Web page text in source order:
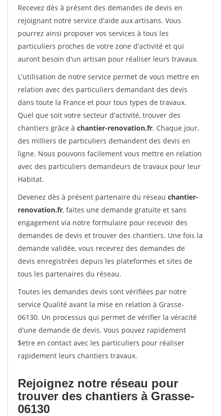
Recevez dès à présent des demandes de devis en
rejoignant notre service d'aide aux artisans. Vous
pourrez ainsi proposer vos services à tous les
particuliers proches de votre zone d'activité et qui
auront besoin d'un artisan pour réaliser leurs travaux.
L'utilisation de notre service permet de vous mettre en
relation avec des particuliers demandant des devis
dans toute la France et pour tous types de travaux.
Quel que soit votre secteur d'activité, trouver des
chantiers grâce à chantier-renovation.fr. Chaque jour,
des milliers de particuliers demandent des devis en
ligne. Nous pouvons facilement vous mettre en relation
avec des particuliers demandeurs de travaux pour leur
Habitat.
Devenez dès à présent partenaire du réseau chantier-
renovation.fr, faites une demande gratuite et sans
engagement via notre formulaire pour recevoir des
demandes de devis et trouver des chantiers. Une fois la
demande validée, vous recevrez des demandes de
devis enregistrées depuis les plateformes et sites de
tous les partenaires du réseau.
Toutes les demandes devis sont vérifiées par notre
service Qualité avant la mise en relation à Grasse-
06130. Un processus qui permet de vérifier la véracité
d'une demande de devis. Vous pouvez rapidement
$etre en contact avec les particuliers pour réaliser
rapidement leurs chantiers travaux.
Rejoignez notre réseau pour
trouver des chantiers à Grasse-
06130